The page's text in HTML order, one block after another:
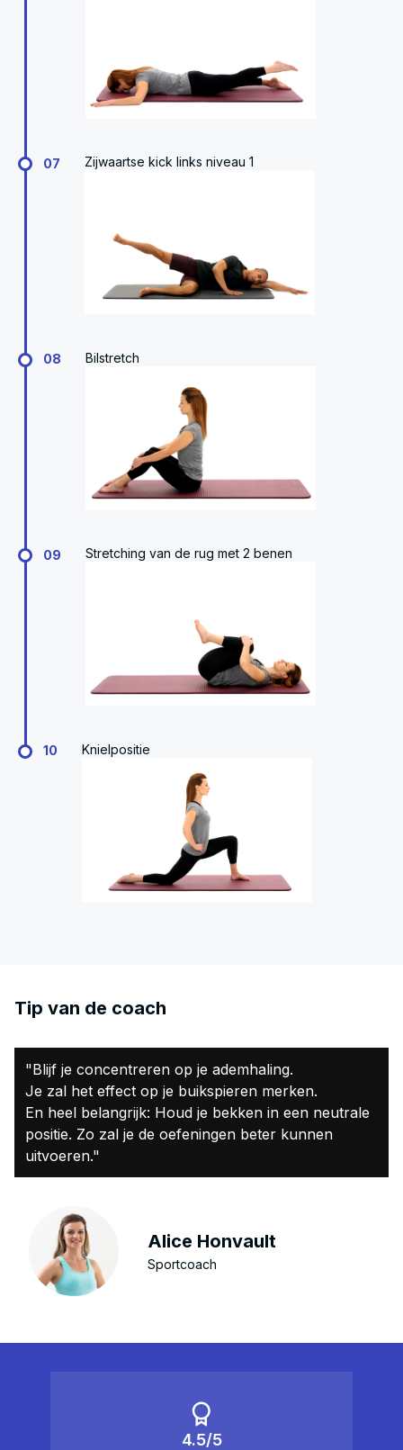
07 Zijwaartse kick links niveau 1
08 Bilstretch
09 Stretching van de rug met 2 benen
10 Knielpositie
Tip van de coach
"Blijf je concentreren op je ademhaling.
Je zal het effect op je buikspieren merken.
En heel belangrijk: Houd je bekken in een neutrale
positie. Zo zal je de oefeningen beter kunnen
uitvoeren."
Alice Honvault
Sportcoach
4.5/5